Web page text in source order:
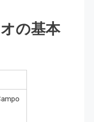
の基本